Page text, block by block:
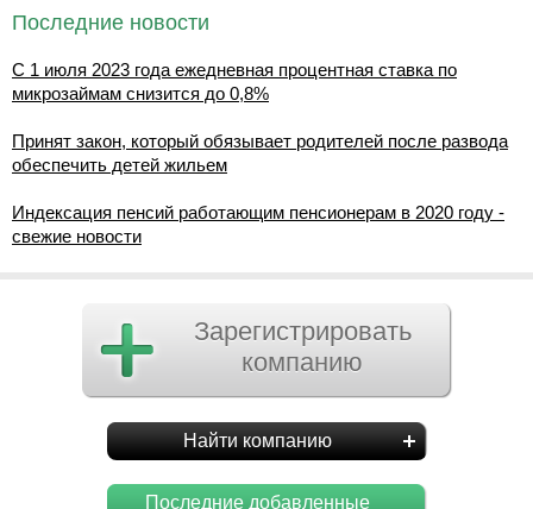
Последние новости
С 1 июля 2023 года ежедневная процентная ставка по
микрозаймам снизится до 0,8%
Принят закон, который обязывает родителей после развода
обеспечить детей жильем
Индексация пенсий работающим пенсионерам в 2020 году -
свежие новости
Зарегистрировать
компанию
Найти компанию
Последние добавленные